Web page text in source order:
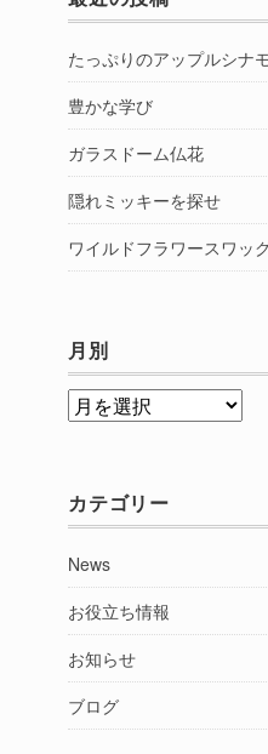
たっぷりのアップルシナ
豊かな学び
ガラスドーム仏花
隠れミッキーを探せ
ワイルドフラワースワッ
月別
月
カテゴリー
News
お役立ち情報
お知らせ
ブログ